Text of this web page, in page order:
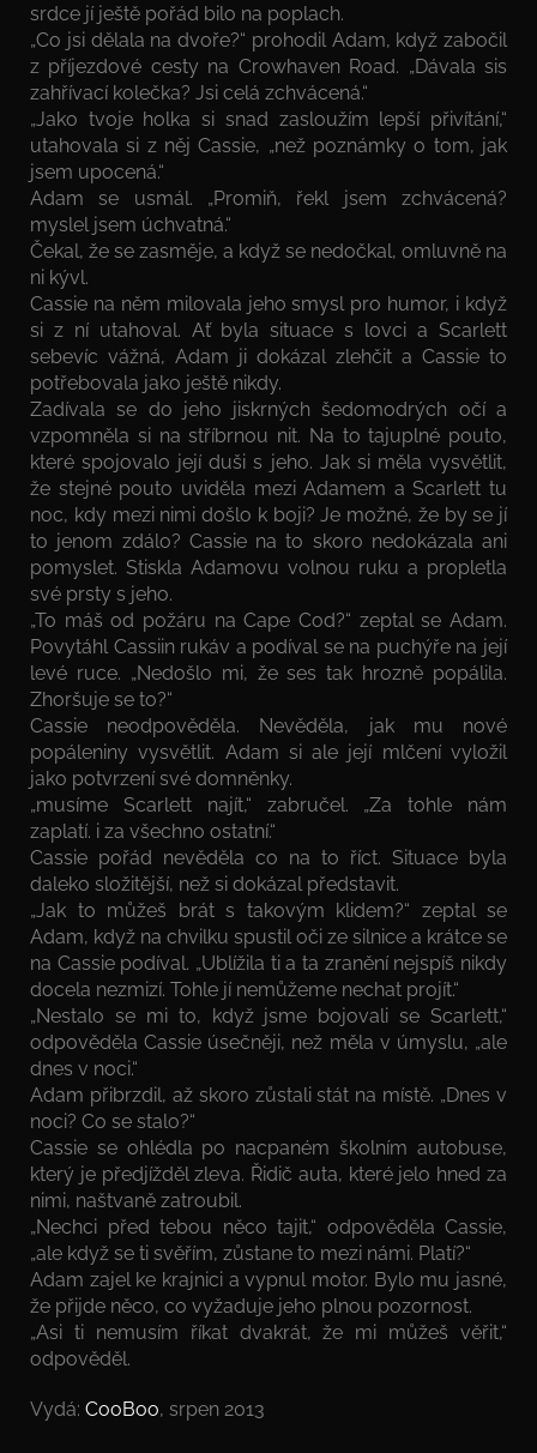
srdce jí ještě pořád bilo na poplach.
„Co jsi dělala na dvoře?“ prohodil Adam, když zabočil
z příjezdové cesty na Crowhaven Road. „Dávala sis
zahřívací kolečka? Jsi celá zchvácená.“
„Jako tvoje holka si snad zasloužím lepší přivítání,“
utahovala si z něj Cassie, „než poznámky o tom, jak
jsem upocená.“
Adam se usmál. „Promiň, řekl jsem zchvácená?
myslel jsem úchvatná.“
Čekal, že se zasměje, a když se nedočkal, omluvně na
ni kývl.
Cassie na něm milovala jeho smysl pro humor, i když
si z ní utahoval. Ať byla situace s lovci a Scarlett
sebevíc vážná, Adam ji dokázal zlehčit a Cassie to
potřebovala jako ještě nikdy.
Zadívala se do jeho jiskrných šedomodrých očí a
vzpomněla si na stříbrnou nit. Na to tajuplné pouto,
které spojovalo její duši s jeho. Jak si měla vysvětlit,
že stejné pouto uviděla mezi Adamem a Scarlett tu
noc, kdy mezi nimi došlo k boji? Je možné, že by se jí
to jenom zdálo? Cassie na to skoro nedokázala ani
pomyslet. Stiskla Adamovu volnou ruku a propletla
své prsty s jeho.
„To máš od požáru na Cape Cod?“ zeptal se Adam.
Povytáhl Cassiin rukáv a podíval se na puchýře na její
levé ruce. „Nedošlo mi, že ses tak hrozně popálila.
Zhoršuje se to?“
Cassie neodpověděla. Nevěděla, jak mu nové
popáleniny vysvětlit. Adam si ale její mlčení vyložil
jako potvrzení své domněnky.
„musíme Scarlett najít,“ zabručel. „Za tohle nám
zaplatí. i za všechno ostatní.“
Cassie pořád nevěděla co na to říct. Situace byla
daleko složitější, než si dokázal představit.
„Jak to můžeš brát s takovým klidem?“ zeptal se
Adam, když na chvilku spustil oči ze silnice a krátce se
na Cassie podíval. „Ublížila ti a ta zranění nejspíš nikdy
docela nezmizí. Tohle jí nemůžeme nechat projít.“
„Nestalo se mi to, když jsme bojovali se Scarlett,“
odpověděla Cassie úsečněji, než měla v úmyslu, „ale
dnes v noci.“
Adam přibrzdil, až skoro zůstali stát na místě. „Dnes v
noci? Co se stalo?“
Cassie se ohlédla po nacpaném školním autobuse,
který je předjížděl zleva. Řidič auta, které jelo hned za
nimi, naštvaně zatroubil.
„Nechci před tebou něco tajit,“ odpověděla Cassie,
„ale když se ti svěřím, zůstane to mezi námi. Platí?“
Adam zajel ke krajnici a vypnul motor. Bylo mu jasné,
že přijde něco, co vyžaduje jeho plnou pozornost.
„Asi ti nemusím říkat dvakrát, že mi můžeš věřit,“
odpověděl.
Vydá: CooBoo, srpen 2013